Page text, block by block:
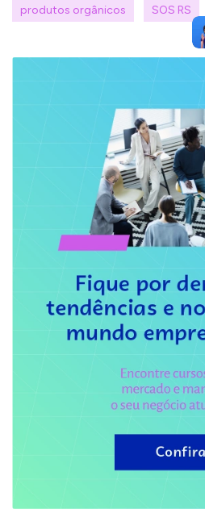
produtos orgânicos SOS RS